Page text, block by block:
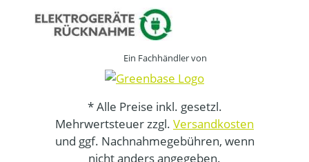
Ein Fachhändler von
* Alle Preise inkl. gesetzl.
Mehrwertsteuer zzgl. Versandkosten
und ggf. Nachnahmegebühren, wenn
nicht anders angegeben.